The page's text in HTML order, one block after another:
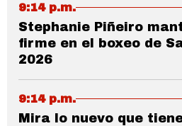
9:14 p.m.
Stephanie Piñeiro
firme en el boxeo de
2026
9:14 p.m.
Mira lo nuevo que